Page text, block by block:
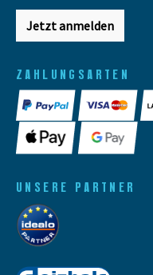
Jetzt anmelden
ZAHLUNGSARTEN
UNSERE PARTNER